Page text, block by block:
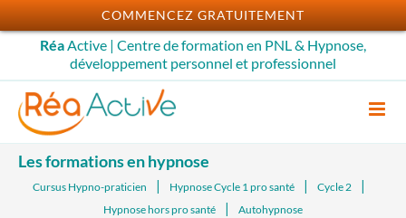
Passer
au
contenu
RéaActive | Centre de formation en PNL & Hypnose,
développement personnel et professionnel
Les formations en hypnose
Cursus Hypno-praticien Hypnose Cycle 1 pro santé
Cycle 2
Hypnose hors pro santé
Autohypnose
COMMENCEZ GRATUITEMENT